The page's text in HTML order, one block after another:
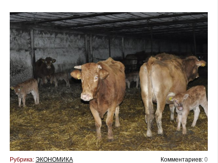
Рубрика: ЭКОНОМИКА Комментариев: 0